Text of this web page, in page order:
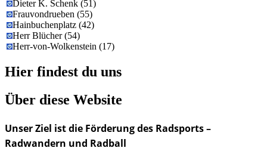
Dieter K. Schenk(51)
Frauvondrueben(55)
Hainbuchenplatz(42)
Herr Blücher(54)
Herr-von-Wolkenstein(17)
Hier findest du uns
Über diese Website
Unser Ziel ist die Förderung des Radsports –
Radwandern und Radball